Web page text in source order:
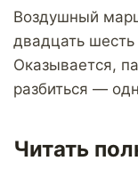
Воздушный
двадцать
Оказывается,
разбиться —
Читать